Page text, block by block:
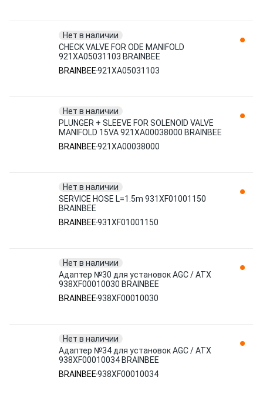
Нет в наличии
CHECK VALVE FOR ODE MANIFOLD
921XA05031103 BRAINBEE
BRAINBEE921XA05031103
Нет в наличии
PLUNGER + SLEEVE FOR SOLENOID VALVE
MANIFOLD 15VA 921XA00038000 BRAINBEE
BRAINBEE921XA00038000
Нет в наличии
SERVICE HOSE L=1.5m 931XF01001150
BRAINBEE
BRAINBEE931XF01001150
Нет в наличии
Адаптер №30 для установок AGC / ATX
938XF00010030 BRAINBEE
BRAINBEE938XF00010030
Нет в наличии
Адаптер №34 для установок AGC / ATX
938XF00010034 BRAINBEE
BRAINBEE938XF00010034